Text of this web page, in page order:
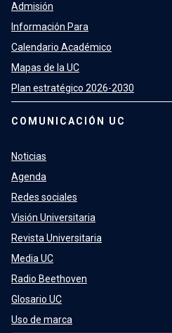
Admisión
Información Para
Calendario Académico
Mapas de la UC
Plan estratégico 2026-2030
COMUNICACIÓN UC
Noticias
Agenda
Redes sociales
Visión Universitaria
Revista Universitaria
Media UC
Radio Beethoven
Glosario UC
Uso de marca